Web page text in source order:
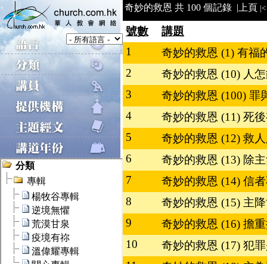
奇妙的救恩 共 100 個記錄 | 上頁 |<
號數
講題
1
奇妙的救恩 (1) 有福
2
奇妙的救恩 (10) 人
3
奇妙的救恩 (100) 罪
4
奇妙的救恩 (11) 死
5
奇妙的救恩 (12) 救
6
奇妙的救恩 (13) 除
7
奇妙的救恩 (14) 信
8
奇妙的救恩 (15) 主
9
奇妙的救恩 (16) 擔
10
奇妙的救恩 (17) 犯